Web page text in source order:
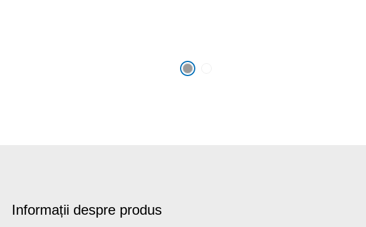
Informații despre produs